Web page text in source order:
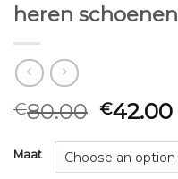
heren schoenen
€80.00 €42.00
Maat